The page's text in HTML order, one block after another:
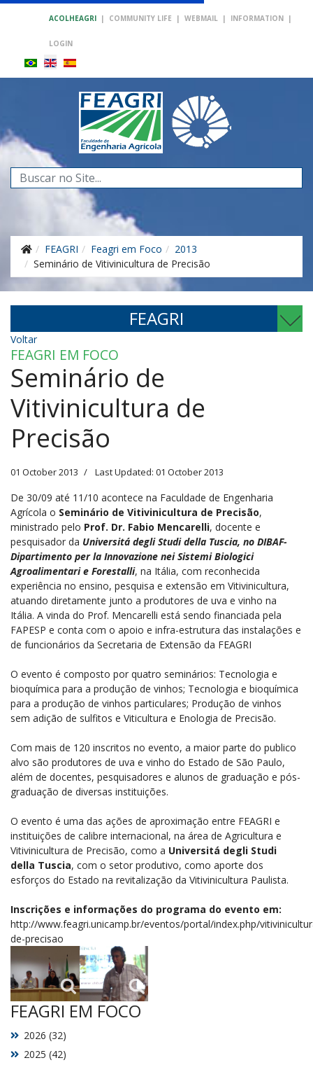
ACOLHEAGRI | COMMUNITY LIFE | WEBMAIL | INFORMATION |
LOGIN
Search
...
FEAGRI Feagri em Foco
2013
Seminário de Vitivinicultura de Precisão
FEAGRI
Voltar
FEAGRI EM FOCO
Seminário de
Vitivinicultura de
Precisão
01 October 2013 Last Updated: 01 October 2013
De 30/09 até 11/10 acontece na Faculdade de Engenharia
Agrícola o Seminário de Vitivinicultura de Precisão,
ministrado pelo Prof. Dr. Fabio Mencarelli, docente e
pesquisador da Universitá degli Studi della Tuscia, no DIBAF-
Dipartimento per la Innovazione nei Sistemi Biologici
Agroalimentari e Forestalli, na Itália, com reconhecida
experiência no ensino, pesquisa e extensão em Vitivinicultura,
atuando diretamente junto a produtores de uva e vinho na
Itália. A vinda do Prof. Mencarelli está sendo financiada pela
FAPESP e conta com o apoio e infra-estrutura das instalações e
de funcionários da Secretaria de Extensão da FEAGRI
O evento é composto por quatro seminários: Tecnologia e
bioquímica para a produção de vinhos; Tecnologia e bioquímica
para a produção de vinhos particulares; Produção de vinhos
sem adição de sulfitos e Viticultura e Enologia de Precisão.
Com mais de 120 inscritos no evento, a maior parte do publico
alvo são produtores de uva e vinho do Estado de São Paulo,
além de docentes, pesquisadores e alunos de graduação e pós-
graduação de diversas instituições.
O evento é uma das ações de aproximação entre FEAGRI e
instituições de calibre internacional, na área de Agricultura e
Vitivinicultura de Precisão, como a Universitá degli Studi
della Tuscia, com o setor produtivo, como aporte dos
esforços do Estado na revitalização da Vitivinicultura Paulista.
Inscrições e informações do programa do evento em:
http://www.feagri.unicamp.br/eventos/portal/index.php/
de-precisao
FEAGRI EM FOCO
2025 (42)
2026 (32)